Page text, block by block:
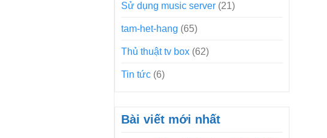
Sử dụng music server (21)
tam-het-hang (65)
Thủ thuật tv box (62)
Tin tức (6)
Bài viết mới nhất